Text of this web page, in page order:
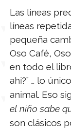
Las líneas
líneas
pequeña
Oso Café,
en todo el
ahi?” … lo
animal. Eso
el niño sabe
son clásicos